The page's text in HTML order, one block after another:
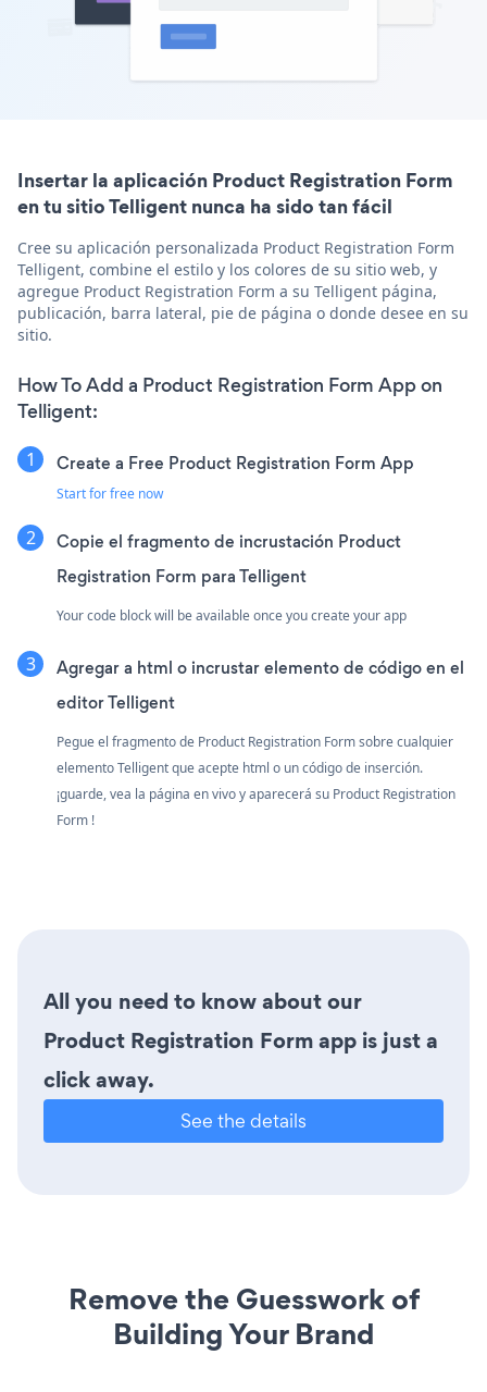
Insertar la aplicación Product Registration Form
en tu sitio Telligent nunca ha sido tan fácil
Cree su aplicación personalizada Product Registration Form
Telligent, combine el estilo y los colores de su sitio web, y
agregue Product Registration Form a su Telligent página,
publicación, barra lateral, pie de página o donde desee en su
sitio.
How To Add a Product Registration Form App on
Telligent:
Create a Free Product Registration Form App
Start for free now
Copie el fragmento de incrustación Product
Registration Form para Telligent
Your code block will be available once you create your app
Agregar a html o incrustar elemento de código en el
editor Telligent
Pegue el fragmento de Product Registration Form sobre cualquier
elemento Telligent que acepte html o un código de inserción.
¡guarde, vea la página en vivo y aparecerá su Product Registration
Form !
All you need to know about our
Product Registration Form app is just a
click away.
See the details
Remove the Guesswork of
Building Your Brand